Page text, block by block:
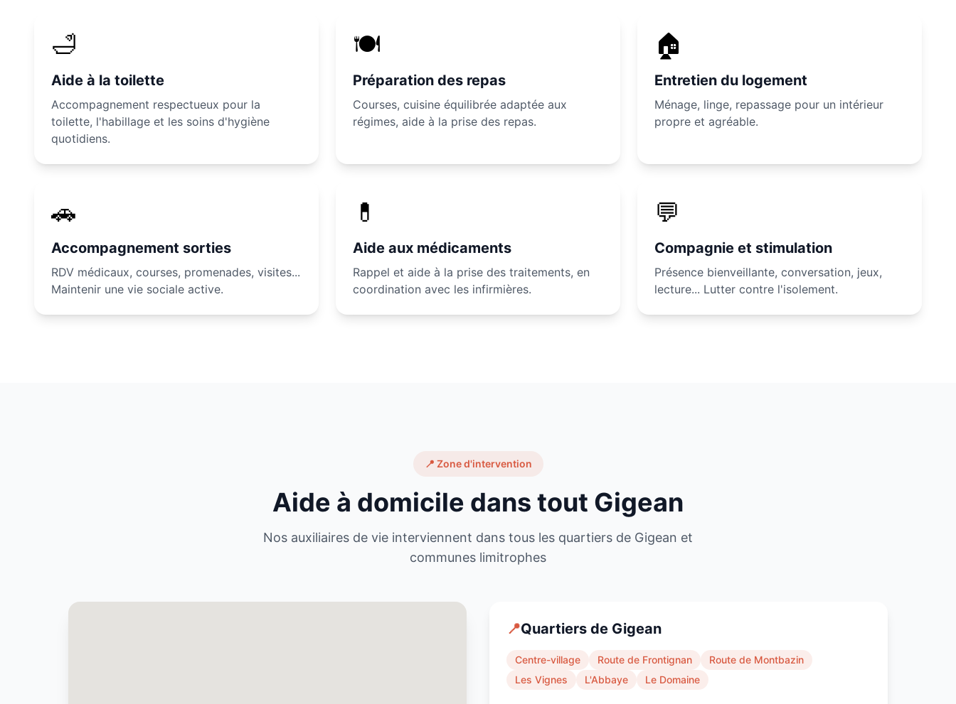
🛁
Aide à la toilette
Accompagnement respectueux pour la
toilette, l'habillage et les soins d'hygiène
quotidiens.
🍽️
Préparation des repas
Courses, cuisine équilibrée adaptée aux
régimes, aide à la prise des repas.
🏠
Entretien du logement
Ménage, linge, repassage pour un intérieur
propre et agréable.
🚗
Accompagnement sorties
RDV médicaux, courses, promenades, visites...
Maintenir une vie sociale active.
💊
Aide aux médicaments
Rappel et aide à la prise des traitements, en
coordination avec les infirmières.
💬
Compagnie et stimulation
Présence bienveillante, conversation, jeux,
lecture... Lutter contre l'isolement.
📍 Zone d'intervention
Aide à domicile dans tout Gigean
Nos auxiliaires de vie interviennent dans tous les quartiers de Gigean et
communes limitrophes
📍Quartiers de Gigean
Centre-village Route de Frontignan
Route de Montbazin
Les Vignes
L'Abbaye Le Domaine